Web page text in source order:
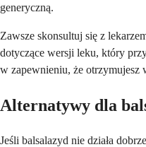
generyczną.
Zawsze skonsultuj się z
dotyczące wersji leku, który
w zapewnieniu, że otrzymujesz
Alternatywy dla
Jeśli balsalazyd nie działa